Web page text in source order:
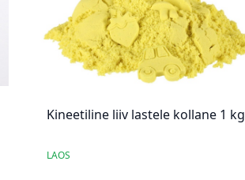
Kineetiline liiv lastele kollane 1 kg
LAOS